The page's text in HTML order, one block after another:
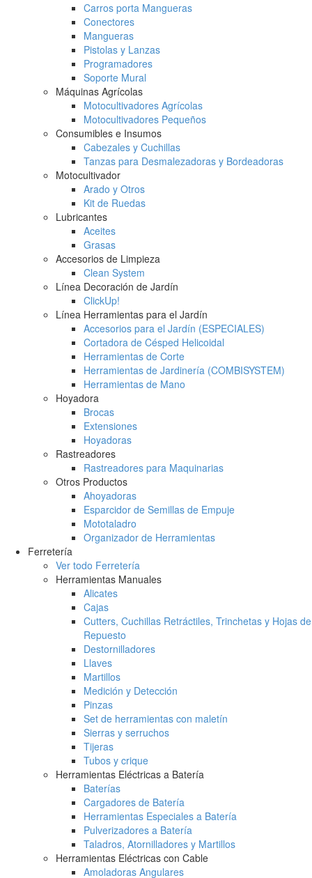
Carros porta Mangueras
Conectores
Mangueras
Pistolas y Lanzas
Programadores
Soporte Mural
Máquinas Agrícolas
Motocultivadores Agrícolas
Motocultivadores Pequeños
Consumibles e Insumos
Cabezales y Cuchillas
Tanzas para Desmalezadoras y Bordeadoras
Motocultivador
Arado y Otros
Kit de Ruedas
Lubricantes
Aceites
Grasas
Accesorios de Limpieza
Clean System
Línea Decoración de Jardín
ClickUp!
Línea Herramientas para el Jardín
Accesorios para el Jardín (ESPECIALES)
Cortadora de Césped Helicoidal
Herramientas de Corte
Herramientas de Jardinería (COMBISYSTEM)
Herramientas de Mano
Hoyadora
Brocas
Extensiones
Hoyadoras
Rastreadores
Rastreadores para Maquinarias
Otros Productos
Ahoyadoras
Esparcidor de Semillas de Empuje
Mototaladro
Organizador de Herramientas
Ferretería
Ver todo Ferretería
Herramientas Manuales
Alicates
Cajas
Cutters, Cuchillas Retráctiles, Trinchetas y Hojas de
Repuesto
Destornilladores
Llaves
Martillos
Medición y Detección
Pinzas
Set de herramientas con maletín
Sierras y serruchos
Tijeras
Tubos y crique
Herramientas Eléctricas a Batería
Baterías
Cargadores de Batería
Herramientas Especiales a Batería
Pulverizadores a Batería
Taladros, Atornilladores y Martillos
Herramientas Eléctricas con Cable
Amoladoras Angulares